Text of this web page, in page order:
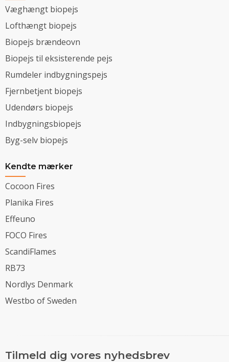
Væghængt biopejs
Lofthængt biopejs
Biopejs brændeovn
Biopejs til eksisterende pejs
Rumdeler indbygningspejs
Fjernbetjent biopejs
Udendørs biopejs
Indbygningsbiopejs
Byg-selv biopejs
Kendte mærker
Cocoon Fires
Planika Fires
Effeuno
FOCO Fires
ScandiFlames
RB73
Nordlys Denmark
Westbo of Sweden
Tilmeld dig vores nyhedsbrev